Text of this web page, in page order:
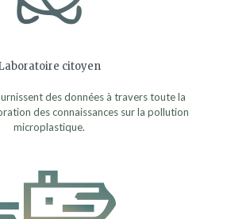
citoyen
des données à travers toute la
des connaissances sur la pollution
microplastique.